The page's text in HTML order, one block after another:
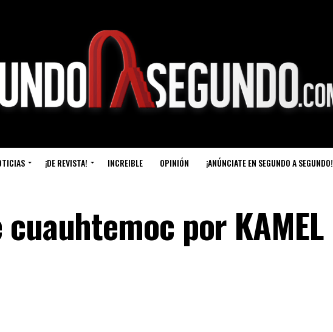
¡DE REVISTA! INCREIBLE OPINIÓN ¡ANÚNCIATE EN SEGUNDO A SEGUNDO!
por KAMEL